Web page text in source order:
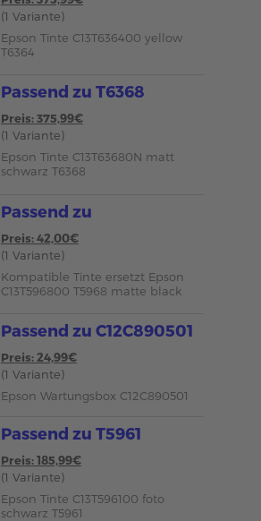
(1 Variante)
Epson Tinte C13T636400 yellow
T6364
Passend zu T6368
Preis: 375,99€
(1 Variante)
Epson Tinte C13T63680N matt
schwarz T6368
Passend zu
Preis: 42,00€
(1 Variante)
Kompatible Tinte ersetzt Epson
C13T596800 T5968 matte black
Passend zu C12C890501
Preis: 24,99€
(1 Variante)
Epson Wartungsbox C12C890501
Passend zu T5961
Preis: 185,99€
(1 Variante)
Epson Tinte C13T596100 foto
schwarz T5961